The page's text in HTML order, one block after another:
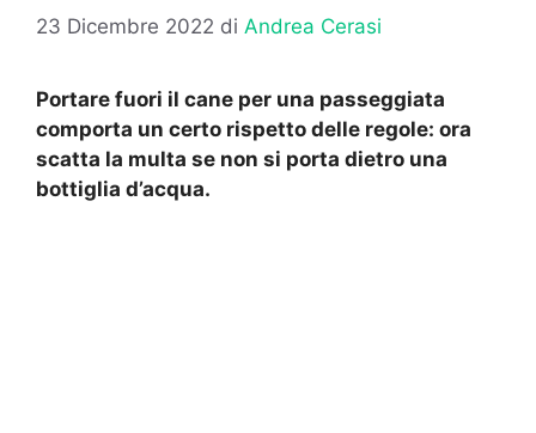
23 Dicembre 2022 di Andrea Cerasi
Portare fuori il cane per una passeggiata
comporta un certo rispetto delle regole: ora
scatta la multa se non si porta dietro una
bottiglia d’acqua.